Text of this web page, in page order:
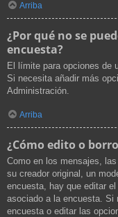
Arriba
¿Por qué no se
encuesta?
El límite para opciones de
Si necesita añadir más
Administración.
Arriba
¿Cómo edito o
Como en los mensajes,
su creador original, un
encuesta, hay que editar
asociado a la encuesta. Si
encuesta o editar las